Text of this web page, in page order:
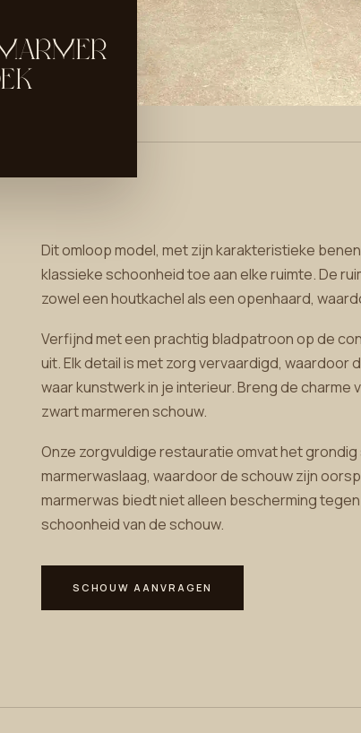
Dit omloop model, met zijn karakteristieke
klassieke schoonheid toe aan elke ruimte. De
zowel een houtkachel als een openhaard,
Verfijnd met een prachtig bladpatroon op de
uit. Elk detail is met zorg vervaardigd, waardoor
waar kunstwerk in je interieur. Breng de
zwart marmeren schouw.
Onze zorgvuldige restauratie omvat het
marmerwaslaag, waardoor de schouw zijn
marmerwas biedt niet alleen bescherming
schoonheid van de schouw.
SCHOUW AANVRAGEN